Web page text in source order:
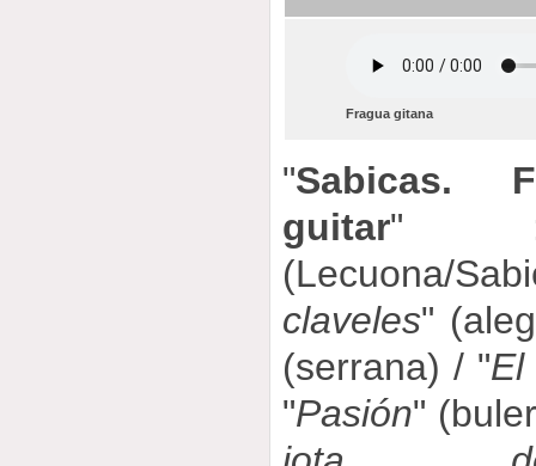
Fragua gitana
"Sabicas.
guitar"
(Lecuona/
claveles"
(serrana) / "El
"Pasión"